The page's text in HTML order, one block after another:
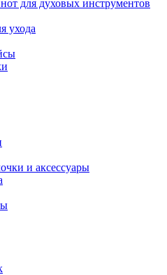
нот для духовых инструментов
ухода
и аксессуары